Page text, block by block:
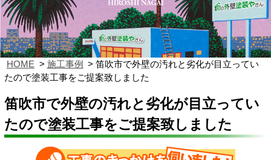
HOME 施工事例
笛吹市で外壁の汚れと劣化が目立ってい
たので塗装工事をご提案致しました
笛吹市で外壁の汚れと劣化が目立ってい
たので塗装工事をご提案致しました